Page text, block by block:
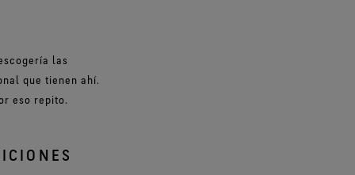
las
que tienen ahí.
eso repito.